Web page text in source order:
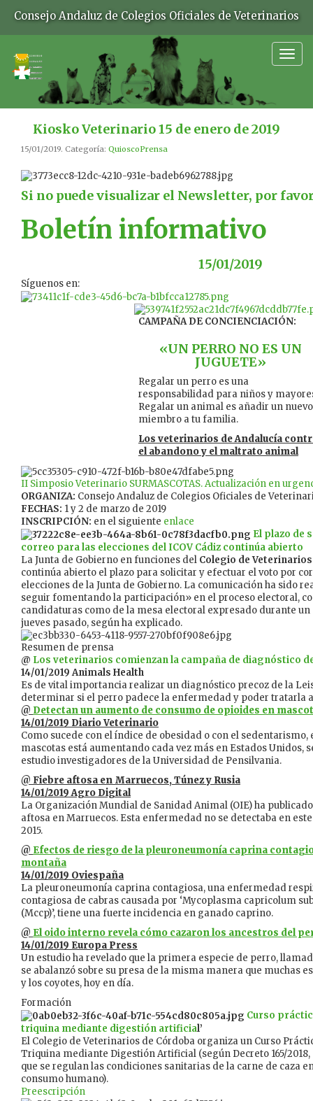
Consejo Andaluz de Colegios Oficiales de Veterinarios
Kiosko Veterinario 15 de enero de 2019
15/01/2019. Categoría: QuioscoPrensa
Si no puede visualizar el Newsletter, por
Boletín informativo
15/01/2019
Síguenos en:
CAMPAÑA DE CONCIENCIACIÓN:
«UN PERRO NO ES UN
JUGUETE»
Regalar un perro es una
responsabilidad para niños y
Regalar un animal es añadir un nuevo
miembro a tu familia.
Los veterinarios de Andalucía
el abandono y el maltrato animal
II Simposio Veterinario SURMASCOTAS. Actualización en
ORGANIZA: Consejo Andaluz de Colegios Oficiales de
FECHAS: 1 y 2 de marzo de 2019
INSCRIPCIÓN: en el siguiente enlace
El plazo de
correo para las elecciones del ICOV Cádiz continúa abierto
La Junta de Gobierno en funciones del Colegio de Veterinarios
continúa abierto el plazo para solicitar y efectuar el voto por
elecciones de la Junta de Gobierno. La comunicación ha sido
seguir fomentando la participación» en el proceso electoral,
candidaturas como de la mesa electoral expresado durante
jueves pasado, según ha explicado.
Resumen de prensa
@ Los veterinarios comienzan la campaña de diagnóstico
14/01/2019 Animals Health
Es de vital importancia realizar un diagnóstico precoz de la
determinar si el perro padece la enfermedad y poder tratarla
@ Detectan un aumento de consumo de opioides en
14/01/2019 Diario Veterinario
Como sucede con el índice de obesidad o con el sedentarismo,
mascotas está aumentando cada vez más en Estados Unidos,
estudio investigadores de la Universidad de Pensilvania.
@ Fiebre aftosa en Marruecos, Túnez y Rusia
14/01/2019 Agro Digital
La Organización Mundial de Sanidad Animal (OIE) ha
aftosa en Marruecos. Esta enfermedad no se detectaba en
2015.
@ Efectos de riesgo de la pleuroneumonía caprina
montaña
14/01/2019 Oviespaña
La pleuroneumonía caprina contagiosa, una enfermedad
contagiosa de cabras causada por ‘Mycoplasma capricolum
(Mccp)’, tiene una fuerte incidencia en ganado caprino.
@ El oido interno revela cómo cazaron los ancestros del
14/01/2019 Europa Press
Un estudio ha revelado que la primera especie de perro,
se abalanzó sobre su presa de la misma manera que muchas
y los coyotes, hoy en día.
Formación
Curso
triquina mediante digestión artificial’
El Colegio de Veterinarios de Córdoba organiza un Curso
Triquina mediante Digestión Artificial (según Decreto 165/
que se regulan las condiciones sanitarias de la carne de caza
consumo humano).
Preescripción